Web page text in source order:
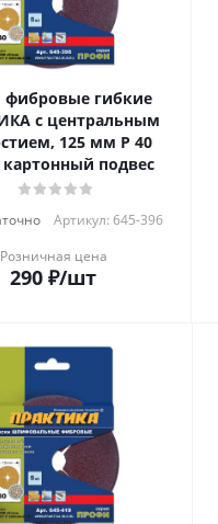
фибровые гибкие
с центральным
125 мм P 40
подвес
Артикул: 645-396
Розничная цена
290 ₽/шт